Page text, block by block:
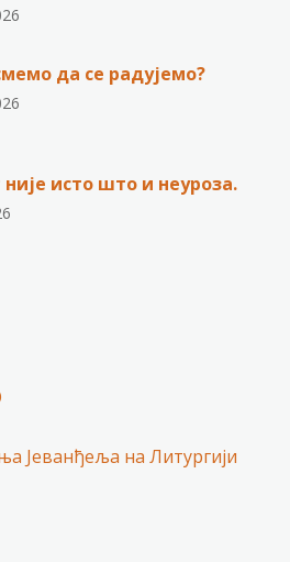
да се радујемо?
исто што и неуроза.
Јеванђеља на Литургији